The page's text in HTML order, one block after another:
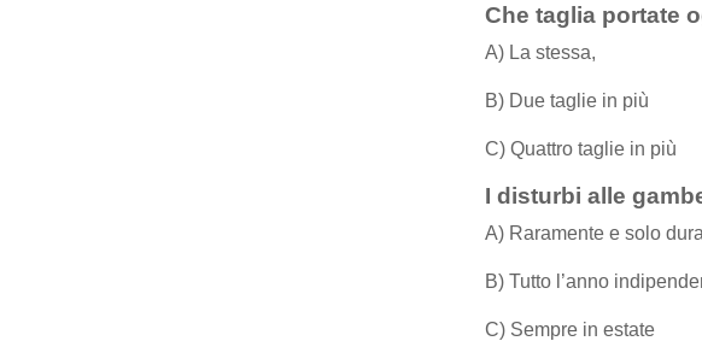
Che taglia portate
A) La stessa,
B) Due taglie in più
C) Quattro taglie in più
I disturbi alle
A) Raramente e solo
B) Tutto l’anno
C) Sempre in estate